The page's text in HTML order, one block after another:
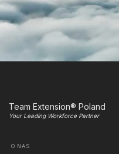
Team Extension® Poland
Your Leading Workforce Partner
O NAS